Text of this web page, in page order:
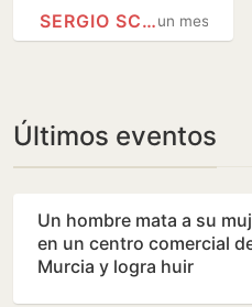
un mes
SERGIO SCARIOLO
Últimos eventos
Un hombre mata a su
en un centro comercial
Murcia y logra huir